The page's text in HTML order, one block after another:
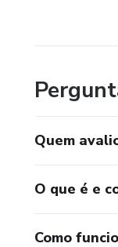
Quem
O que é e
Como